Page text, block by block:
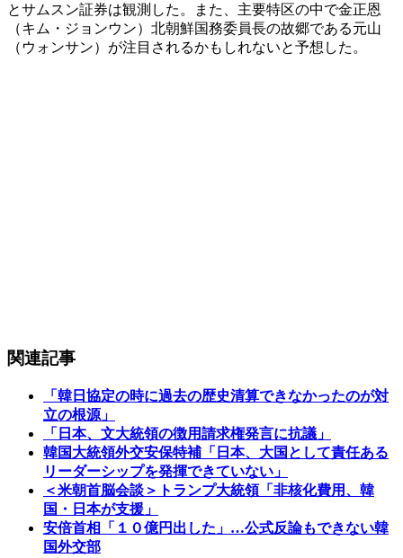
とサムスン証券は観測した。また、主要特区の中で金正恩
（キム・ジョンウン）北朝鮮国務委員長の故郷である元山
（ウォンサン）が注目されるかもしれないと予想した。
関連記事
「韓日協定の時に過去の歴史清算できなかったのが対
立の根源」
「日本、文大統領の徴用請求権発言に抗議」
韓国大統領外交安保特補「日本、大国として責任ある
リーダーシップを発揮できていない」
＜米朝首脳会談＞トランプ大統領「非核化費用、韓
国・日本が支援」
安倍首相「１０億円出した」…公式反論もできない韓
国外交部